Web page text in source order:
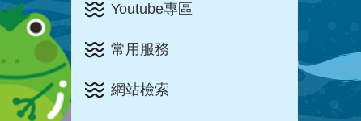
Youtube專區
常用服務
網站檢索